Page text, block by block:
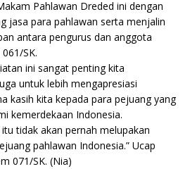
Pahlawan Dreded ini dengan
jasa para pahlawan serta menjalin
antara pengurus dan anggota
SK.
ini sangat penting kita
untuk lebih mengapresiasi
kasih kita kepada para pejuang yang
kemerdekaan Indonesia.
tidak akan pernah melupakan
pahlawan Indonesia.” Ucap
071/SK. (Nia)